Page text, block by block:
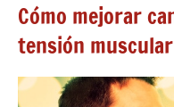
Cómo mejorar
tensión